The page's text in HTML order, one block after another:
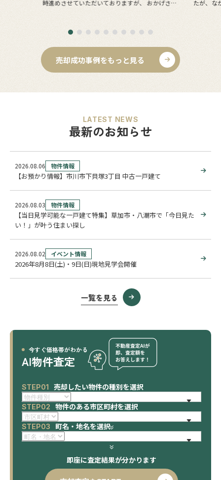
時進めさせていただいておりますが、 おかげさま
たが、な
売却成功事例をもっと見る
LATEST NEWS
最新のお知らせ
2026.08.06 物件情報
【お預かり情報】市川市下貝塚3丁目 中古一戸建て
2026.08.03 物件情報
【当日見学可能な一戸建て特集】草加市・八潮市で「今日見た
い！」が叶う住まい探し
2026.08.02 イベント情報
2026年8月8日(土)・9日(日)現地見学会開催
一覧を見る
今すぐ価格帯がわかる
AI物件査定
STEP01 売却したい物件の種別を選択
STEP02 物件のある市区町村を選択
STEP03 町名・地名を選択
即座に査定結果が分かります